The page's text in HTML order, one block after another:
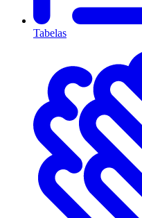
Tabelas